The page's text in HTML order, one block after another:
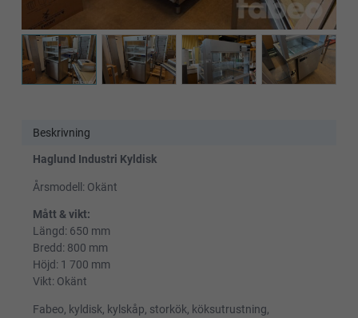
Beskrivning
Haglund Industri Kyldisk
Årsmodell: Okänt
Mått & vikt:
Längd: 650 mm
Bredd: 800 mm
Höjd: 1 700 mm
Vikt: Okänt
Fabeo, kyldisk, kylskåp, storkök, köksutrustning,